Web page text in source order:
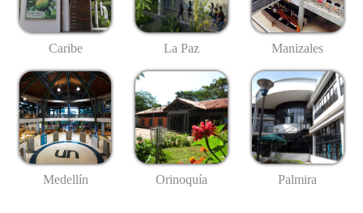
Caribe La Paz Manizales
Medellín Orinoquía Palmira